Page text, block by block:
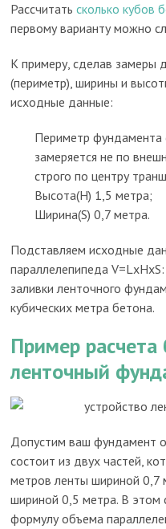
Рассчитатьсколько кубов
первому варианту можно
К примеру, сделав замеры
(периметр), ширины и
исходные данные:
Периметр
замеряется не по
строго по центру
Высота(H) 1,5 метра;
Ширина(S) 0,7 метра.
Подставляем исходные
параллелепипеда
заливки ленточного
кубических метра бетона.
Пример расчета
ленточный
Допустим ваш фундамент
состоит из двух частей,
метров ленты шириной 0,7
шириной 0,5 метра. В этом
формулу объема